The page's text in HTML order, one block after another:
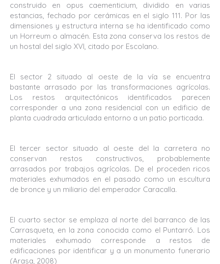
construido en opus caementicium, dividido en varias
estancias, fechado por cerámicas en el siglo 111. Por las
dimensiones y estructura interna se ha identificado como
un Horreum o almacén. Esta zona conserva los restos de
un hostal del siglo XVI, citado por Escolano.
El sector 2 situado al oeste de la vía se encuentra
bastante arrasado por las transformaciones agrícolas.
Los restos arquitectónicos identificados parecen
corresponder a una zona residencial con un edificio de
planta cuadrada articulada entorno a un patio porticada.
El tercer sector situado al oeste del la carretera no
conservan restos constructivos, probablemente
arrasados por trabajos agrícolas. De el proceden ricos
materiales exhumados en el pasado como un escultura
de bronce y un miliario del emperador Caracalla.
El cuarto sector se emplaza al norte del barranco de las
Carrasqueta, en la zona conocida como el Puntarró. Los
materiales exhumado corresponde a restos de
edificaciones por identificar y a un monumento funerario
(Arasa, 2008)